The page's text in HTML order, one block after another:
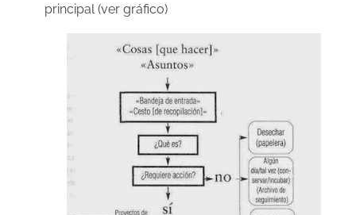
principal (ver gráfico)